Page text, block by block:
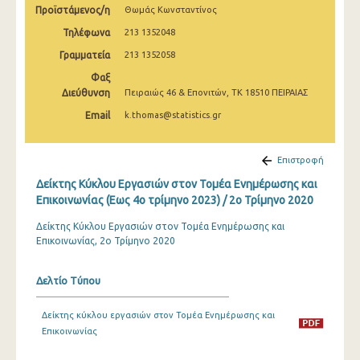
1o Τρίμηνο 2020
4o Τρίμηνο 2019
2o Τρίμηνο 2019
3o Τρίμηνο 2018
1o Τρίμηνο 2018
3o Τρίμηνο 2017
2o Τρίμηνο 2017
Προϊστάμενος/η Θωμάς Κωνσταντίνος
Τηλέφωνα 213 1352048
Γραμματεία 213 1352058
Φαξ
Διεύθυνση
Πειραιώς 46 & Επονιτών, ΤΚ 18510 ΠΕΙΡΑΙΑΣ
Email k.thomas@statistics.gr
Επιστροφή
Δείκτης Κύκλου Εργασιών στον Τομέα Ενημέρωσης και
Επικοινωνίας (Εως 4ο τρίμηνο 2023) / 2o Τρίμηνο 2020
Δείκτης Κύκλου Εργασιών στον Τομέα Ενημέρωσης και
Επικοινωνίας, 2ο Τρίμηνο 2020
Δελτίο Τύπου
Δείκτης κύκλου εργασιών στον Τομέα Ενημέρωσης και
Επικοινωνίας